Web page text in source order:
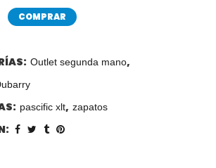
COMPRAR
Outlet segunda mano,
pascific xlt, zapatos